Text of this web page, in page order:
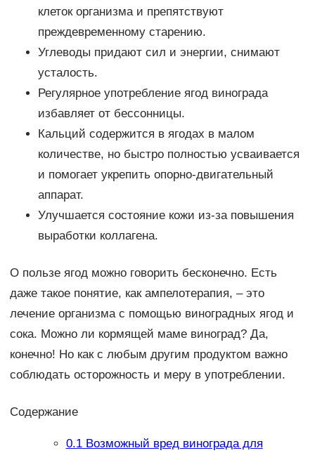
клеток организма и препятствуют
преждевременному старению.
Углеводы придают сил и энергии, снимают
усталость.
Регулярное употребление ягод винограда
избавляет от бессонницы.
Кальций содержится в ягодах в малом
количестве, но быстро полностью усваивается
и помогает укрепить опорно-двигательный
аппарат.
Улучшается состояние кожи из-за повышения
выработки коллагена.
О пользе ягод можно говорить бесконечно. Есть
даже такое понятие, как ампелотерапия, – это
лечение организма с помощью виноградных ягод и
сока. Можно ли кормящей маме виноград? Да,
конечно! Но как с любым другим продуктом важно
соблюдать осторожность и меру в употреблении.
Содержание
0.1Возможный вред винограда для